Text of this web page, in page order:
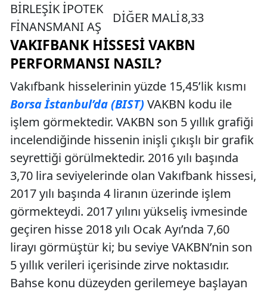
BİRLEŞİK İPOTEK
FİNANSMANI AŞ
DİĞER MALİ8,33
VAKIFBANK HISSESI VAKBN
PERFORMANSI NASIL?
Vakıfbank hisselerinin yüzde 15,45’lik kısmı
Borsa İstanbul’da (BIST) VAKBN kodu ile
işlem görmektedir. VAKBN son 5 yıllık grafiği
incelendiğinde hissenin inişli çıkışlı bir grafik
seyrettiği görülmektedir. 2016 yılı başında
3,70 lira seviyelerinde olan Vakıfbank hissesi,
2017 yılı başında 4 liranın üzerinde işlem
görmekteydi. 2017 yılını yükseliş ivmesinde
geçiren hisse 2018 yılı Ocak Ayı’nda 7,60
lirayı görmüştür ki; bu seviye VAKBN’nin son
5 yıllık verileri içerisinde zirve noktasıdır.
Bahse konu düzeyden gerilemeye başlayan